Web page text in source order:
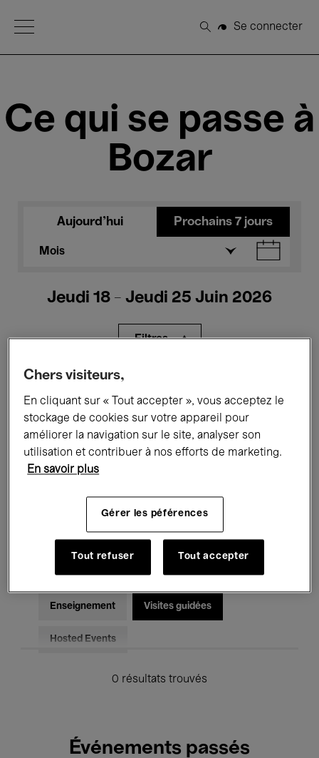
Open Menu
Rechercher
Se connecter
Ce qui se passe à
Bozar
Aujourd'hui Prochains 7 jours
Mois
Jeudi 18 - Jeudi 25 Juin 2026
Filtres
Expositions Films Performances
Rencontres & Débats Jazz
Musique électronique
Pour tous Kids’ Palace
Enseignement Visites guidées
Hosted Events
0 résultats trouvés
Événements passés
Chers visiteurs,
En cliquant sur « Tout accepter », vous acceptez le
stockage de cookies sur votre appareil pour
améliorer la navigation sur le site, analyser son
utilisation et contribuer à nos efforts de marketing.
En savoir plus
Gérer les péférences
Tout refuser Tout accepter